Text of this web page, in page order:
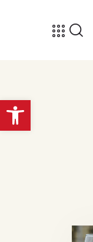
פתח סרגל נגישות